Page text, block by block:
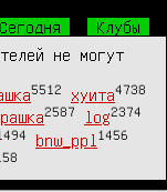
Сегодня
Клубы
не могут
5512 хуита4738
рашка2587 log2374
bnw_ppl 1456